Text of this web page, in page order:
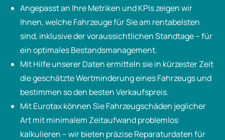
Angepasst an Ihre Metriken und KPIs zeigen wir
Ihnen, welche Fahrzeuge für Sie am rentabelsten
sind, inklusive der voraussichtlichen Standtage – für
ein optimales Bestandsmanagement.
Mit Hilfe unserer Daten ermitteln sie in kürzester Zeit
die geschätzte Wertminderung eines Fahrzeugs und
bestimmen so den besten Verkaufspreis.
Mit Eurotax können Sie Fahrzeugschäden jeglicher
Art mit minimalem Zeitaufwand problemlos
kalkulieren – wir bieten präzise Reparaturdaten für